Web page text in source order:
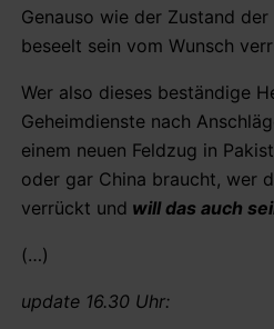
Genauso wie der Zustand
beseelt sein vom Wunsch
Wer also dieses beständige
Geheimdienste nach
einem neuen Feldzug in
oder gar China braucht, wer
verrückt und will das auch
(…)
update 16.30 Uhr: